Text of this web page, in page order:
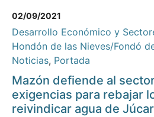
02/09/2021
Desarrollo Económico y
Hondón de las Nieves/Fondó
Noticias, Portada
Mazón defiende al
exigencias para rebajar
reivindicar agua de